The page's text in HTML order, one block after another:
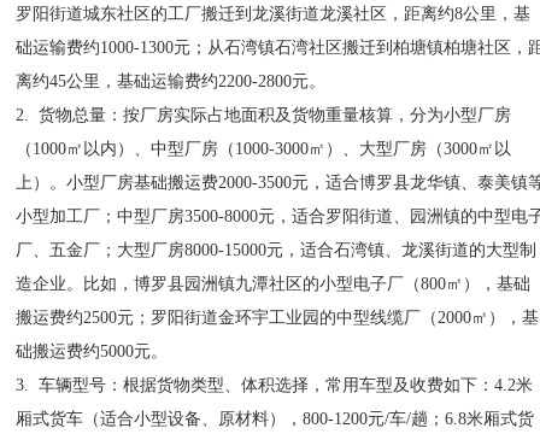
罗阳街道城东社区的工厂搬迁到龙溪街道龙溪社区，距离约8公里，基
础运输费约1000-1300元；从石湾镇石湾社区搬迁到柏塘镇柏塘社区，
离约45公里，基础运输费约2200-2800元。
2. 货物总量：按厂房实际占地面积及货物重量核算，分为小型厂房
（1000㎡以内）、中型厂房（1000-3000㎡）、大型厂房（3000㎡以
上）。小型厂房基础搬运费2000-3500元，适合博罗县龙华镇、泰美镇
小型加工厂；中型厂房3500-8000元，适合罗阳街道、园洲镇的中型电
厂、五金厂；大型厂房8000-15000元，适合石湾镇、龙溪街道的大型制
造企业。比如，博罗县园洲镇九潭社区的小型电子厂（800㎡），基础
搬运费约2500元；罗阳街道金环宇工业园的中型线缆厂（2000㎡），基
础搬运费约5000元。
3. 车辆型号：根据货物类型、体积选择，常用车型及收费如下：4.2米
厢式货车（适合小型设备、原材料），800-1200元/车/趟；6.8米厢式货